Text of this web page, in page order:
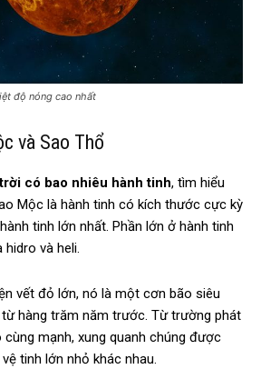
độ nóng cao nhất
và Sao Thổ
có bao nhiêu hành tinh, tìm hiểu
Mộc là hành tinh có kích thước cực kỳ
tinh lớn nhất. Phần lớn ở hành tinh
và heli.
vết đỏ lớn, nó là một cơn bão siêu
hàng trăm năm trước. Từ trường phát
mạnh, xung quanh chúng được
tinh lớn nhỏ khác nhau.